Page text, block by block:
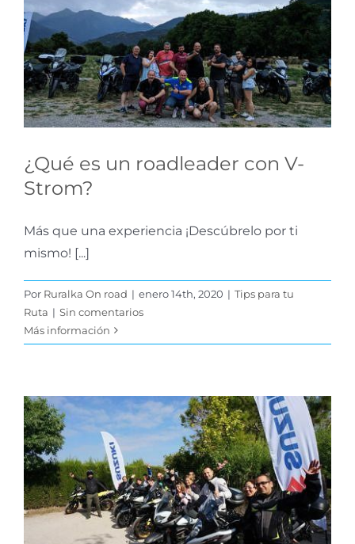
¿Qué es un roadleader
con V-Strom?
Tips para tu Ruta
¿Qué es un roadleader con V-
Strom?
Más que una experiencia ¡Descúbrelo por ti
mismo! [...]
Por Ruralka On road | enero 14th, 2020 | Tips para tu
Ruta | Sin comentarios
Más información
Resumen de un 2019
sobre ruedas
Novedades Viajeros